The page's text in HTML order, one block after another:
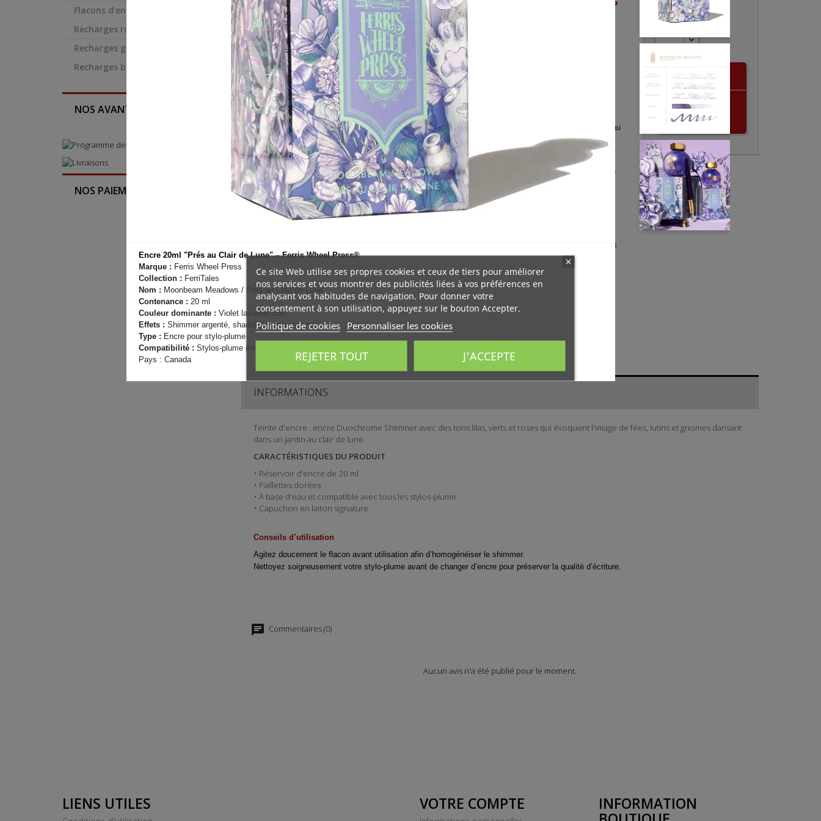
Flacons d'encre
Recharges rollers (+gel)
Recharges génériques
Recharges billes
NOS AVANTAGES ...
NOS PAIEMENTS ...
 
Wheel Press®
Reference
Encre 20ml "Prés au Clair de Lune" –
Ferris Wheel Press®
Moonbeam Meadows / Prés au
Contenance :
Couleur dominante :Violet lavande
Effets :
Stylos-plume (toutes
tailles), stylos trempés, pinceaux
Pays : Canada
Plus d'infos
En stock2 Produits
Quantité

Ajouter au
panier
INFORMATIONS
Teinte d'encre : encre Duochrome Shimmer avec des tons lilas, verts et roses qui évoquent l'image de fées, lutins et gnomes dansant
dans un jardin au clair de lune.
CARACTÉRISTIQUES DU PRODUIT
• Réservoir d'encre de 20 ml
• Paillettes dorées
• À base d'eau et compatible avec tous les stylos-plume
• Capuchon en laiton signature
Conseils d’utilisation
Agitez doucement le flacon avant utilisation afin d’homogénéiser le shimmer.
Nettoyez soigneusement votre stylo-plume avant de changer d’encre pour préserver la qualité d’écriture.
Commentaires (0)
Aucun avis n'a été publié pour le moment.
Encre 20ml "Prés au Clair de Lune" – Ferris Wheel Press®
Marque : Ferris Wheel Press
Collection : FerriTales
Nom : Moonbeam Meadows / Prés au Clair de Lune
Contenance : 20 ml
Couleur dominante : Violet lavande clair
Effets : Shimmer argenté, shading léger à moyen
Type : Encre pour stylo-plume
Compatibilité : Stylos-plume (toutes tailles), stylos trempés, pinceaux
Pays : Canada
LIENS UTILES VOTRE COMPTE INFORMATION
Ce site Web utilise ses propres cookies et ceux de tiers pour améliorer
nos services et vous montrer des publicités liées à vos préférences en
analysant vos habitudes de navigation. Pour donner votre
consentement à son utilisation, appuyez sur le bouton Accepter.
Politique de cookies Personnaliser les cookies
REJETER TOUT J'ACCEPTE